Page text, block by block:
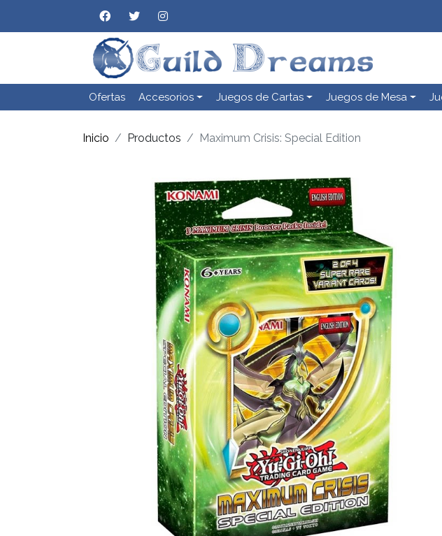
Ofertas Accesorios Juegos de Cartas Juegos de Mesa
Inicio Productos Maximum Crisis: Special Edition